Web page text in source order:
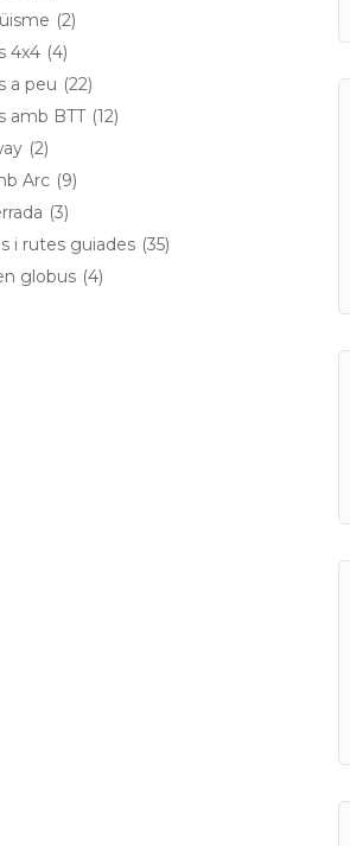
(2)
4x4 (4)
a peu (22)
amb BTT (12)
(2)
Arc (9)
(3)
i rutes guiades (35)
globus (4)